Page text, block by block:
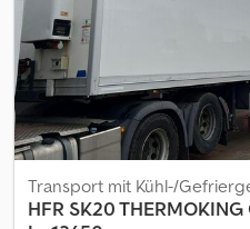
Lenkung: Nachlaufgelenkte
Federung: Luftfederung
Leergewicht: 11.240 kg Nutzlast:
kg
Transport mit Kühl-/
HFR SK20 THERMOKING